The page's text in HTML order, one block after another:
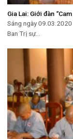
Gia Lai: Giới đàn
Sáng ngày
Ban Trị sự...